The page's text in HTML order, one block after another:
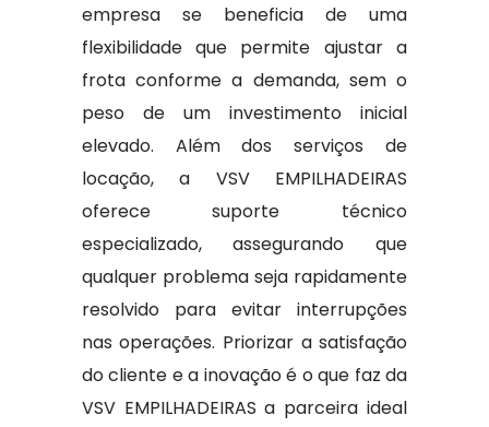
empresa se beneficia de uma
flexibilidade que permite ajustar a
frota conforme a demanda, sem o
peso de um investimento inicial
elevado. Além dos serviços de
locação, a VSV EMPILHADEIRAS
oferece suporte técnico
especializado, assegurando que
qualquer problema seja rapidamente
resolvido para evitar interrupções
nas operações. Priorizar a satisfação
do cliente e a inovação é o que faz da
VSV EMPILHADEIRAS a parceira ideal